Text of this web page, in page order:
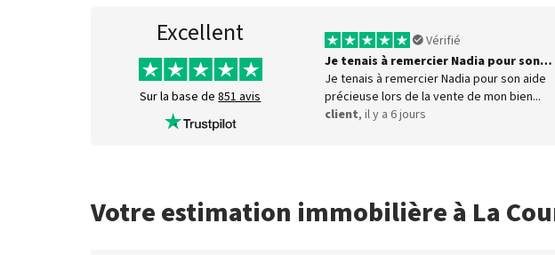
Excellent
Sur la base de851 avis
Vérifié
Je tenais à remercier Nadia pour son…
Je tenais à remercier Nadia pour son aide
précieuse lors de la vente de mon bien...
client, il y a 6 jours
Votre estimation immobilière à La